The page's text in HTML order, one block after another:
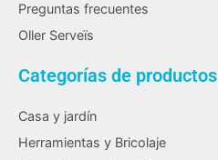
Preguntas frecuentes
Oller Serveïs
Categorías de productos
Casa y jardín
Herramientas y Bricolaje